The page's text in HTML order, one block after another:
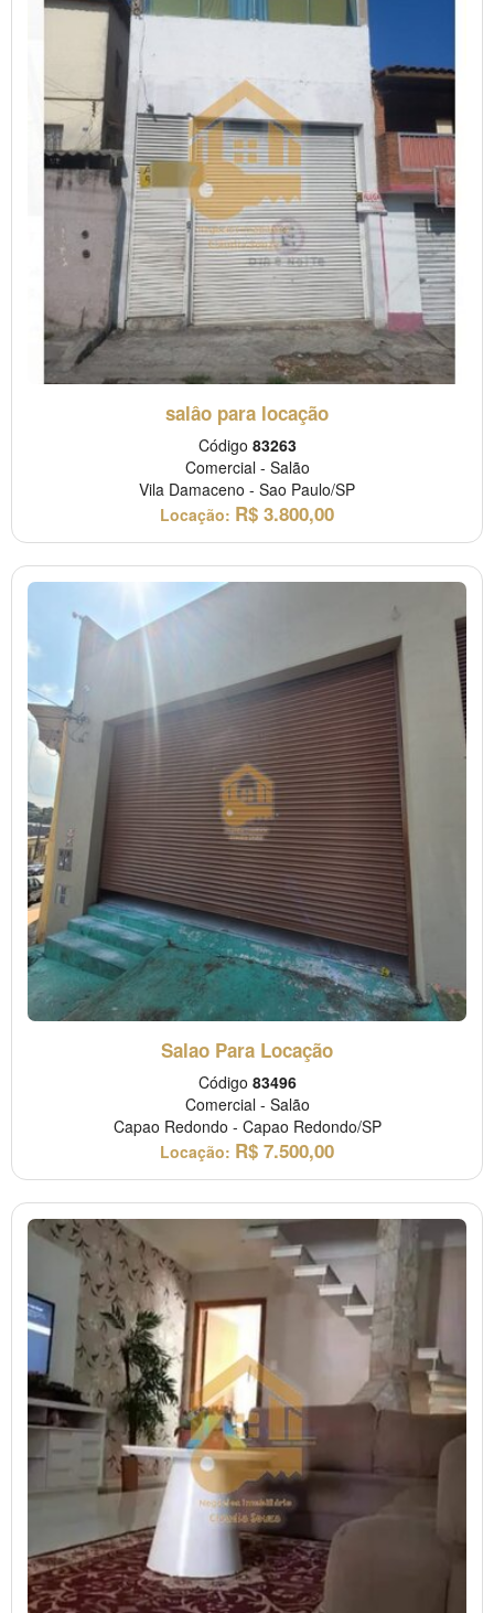
salâo para locação
Código 83263
Comercial - Salão
Vila Damaceno - Sao Paulo/SP
Locação: R$ 3.800,00
Salao Para Locação
Código 83496
Comercial - Salão
Capao Redondo - Capao Redondo/SP
Locação: R$ 7.500,00